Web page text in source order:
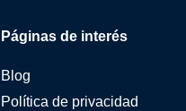
Páginas de interés
Blog
Política de privacidad